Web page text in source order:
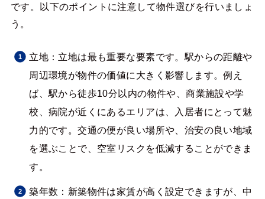
です。以下のポイントに注意して物件選びを行いましょ
う。
立地：立地は最も重要な要素です。駅からの距離や
周辺環境が物件の価値に大きく影響します。例え
ば、駅から徒歩10分以内の物件や、商業施設や学
校、病院が近くにあるエリアは、入居者にとって魅
力的です。交通の便が良い場所や、治安の良い地域
を選ぶことで、空室リスクを低減することができま
す。
築年数：新築物件は家賃が高く設定できますが、中